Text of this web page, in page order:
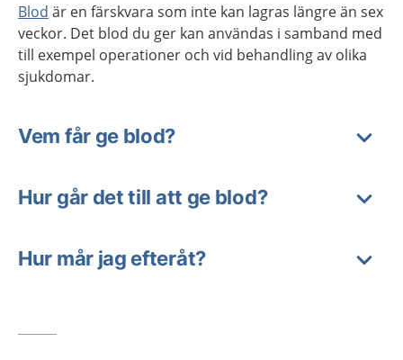
Blod är en färskvara som inte kan lagras längre än sex
veckor. Det blod du ger kan användas i samband med
till exempel operationer och vid behandling av olika
sjukdomar.
Vem får ge blod?
Hur går det till att ge blod?
Hur mår jag efteråt?